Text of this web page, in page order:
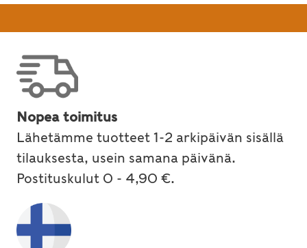
Nopea toimitus
Lähetämme tuotteet 1-2 arkipäivän sisällä
tilauksesta, usein samana päivänä.
Postituskulut 0 - 4,90 €.